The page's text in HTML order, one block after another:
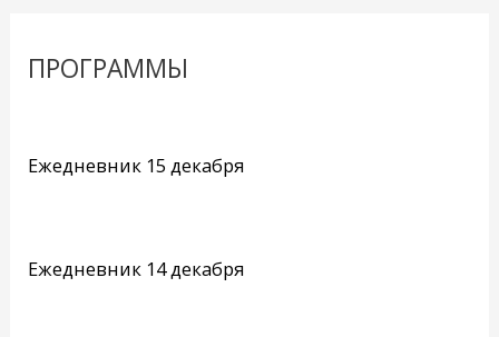
ПРОГРАММЫ
Ежедневник 15 декабря
Ежедневник 14 декабря